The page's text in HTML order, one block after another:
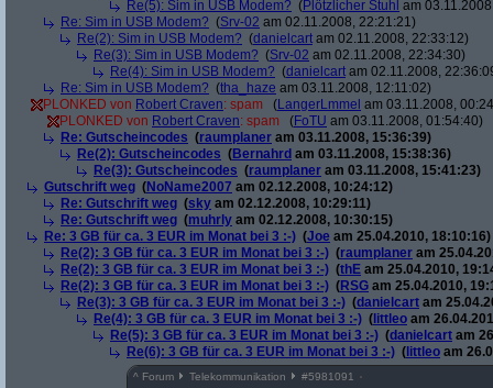
Re(5): Sim in USB Modem? (Plötzlicher Stuhl am
Re: Sim in USB Modem? (Srv-02 am 02.11.2008, 22:21:21)
Re(2): Sim in USB Modem? (danielcart am 02.11.2008, 22:33:12)
Re(3): Sim in USB Modem? (Srv-02 am 02.11.2008, 22:34:30)
Re(4): Sim in USB Modem? (danielcart am 02.11.2008,
Re: Sim in USB Modem? (tha_haze am 03.11.2008, 12:11:02)
PLONKED von Robert Craven: spam (LangerLmmel am 03.11.2008,
PLONKED von Robert Craven: spam (FoTU am 03.11.2008, 01:54:40)
Re: Gutscheincodes (raumplaner am 03.11.2008, 15:36:39)
Re(2): Gutscheincodes (Bernahrd am 03.11.2008, 15:38:36)
Re(3): Gutscheincodes (raumplaner am 03.11.2008, 15:41:23)
Gutschrift weg (NoName2007 am 02.12.2008, 10:24:12)
Re: Gutschrift weg (sky am 02.12.2008, 10:29:11)
Re: Gutschrift weg (muhrly am 02.12.2008, 10:30:15)
Re: 3 GB für ca. 3 EUR im Monat bei 3 :-) (Joe am 25.04.2010, 18:10:16)
Re(2): 3 GB für ca. 3 EUR im Monat bei 3 :-) (raumplaner am
Re(2): 3 GB für ca. 3 EUR im Monat bei 3 :-) (thE am 25.04.2010,
Re(2): 3 GB für ca. 3 EUR im Monat bei 3 :-) (RSG am 25.04.2010,
Re(3): 3 GB für ca. 3 EUR im Monat bei 3 :-) (danielcart am
Re(4): 3 GB für ca. 3 EUR im Monat bei 3 :-) ( littleo am
Re(5): 3 GB für ca. 3 EUR im Monat bei 3 :-) (danielcart am
Re(6): 3 GB für ca. 3 EUR im Monat bei 3 :-) ( littleo am
^ Forum Telekommunikation #5981091